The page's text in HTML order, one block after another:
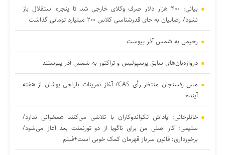
بیانی: ۴۰۰ هزار دلار صرف وکلای خارجی شد تا پنجره استقلال باز
نشود/ رضاییان به جای قدرشناسی کلاس ۲۰۰ میلیارد تومانی گذاشت
رحیمی به شمس آذر پیوست
دروازه‌بان‌های سابق پرسپولیس و تراکتور به شمس آذر پیوستند
مس رفسنجان منتظر رأی CAS/ آغاز تمرینات نارنجی پوشان از هفته
آینده
خانلرخانی: پاداش تکواندوکاران با تلاشی می‌کنند همخوانی ندارد/
سلیمی: کار اصلی من برای ناگویا از دو تورنمنت بعد آغاز می‌شود/
برخورداری: قانون سرباز قهرمان کمک خوبی است+فیلم